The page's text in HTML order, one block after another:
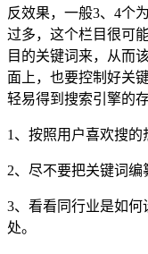
反效果，一般3、4个
过多，这个栏目很可
目的关键词来，从而
面上，也要控制好关
轻易得到搜索引擎的
1、按照用户喜欢搜的
2、尽不要把关键词编
3、看看同行业是如
处。